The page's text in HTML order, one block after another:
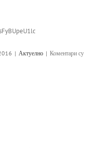
| Актуелно | Коментари су